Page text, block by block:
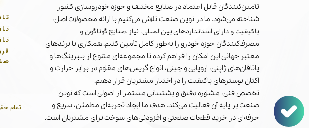
تمام
تأمین‌کنندگان قابل اعتماد در صنایع مختلف و حوزه خودروسازی کشور
شناخته می‌شود. ما در نوین صنعت تلاش می‌کنیم با ارائه محصولات اصل،
باکیفیت و دارای استانداردهای بین‌المللی، نیاز صنایع گوناگون و
مصرف‌کنندگان حوزه خودرو را به‌طور کامل تأمین کنیم. همکاری با برندهای
معتبر جهانی این امکان را فراهم کرده تا مجموعه‌ای متنوع از بلبرینگ‌ها و
یاتاقان‌های ژاپنی، اروپایی و چینی، انواع گریس‌های مقاوم در برابر حرارت و
اکتان بوسترهای باکیفیت را در اختیار مشتریان قرار دهیم.
تخصص فنی، مشاوره دقیق و پشتیبانی مستمر از اصولی است که نوین
صنعت بر پایه آن فعالیت می‌کند. هدف ما ایجاد تجربه‌ای مطمئن، سریع و
حرفه‌ای در خرید قطعات صنعتی و افزودنی‌های سوخت برای مشتریان است.